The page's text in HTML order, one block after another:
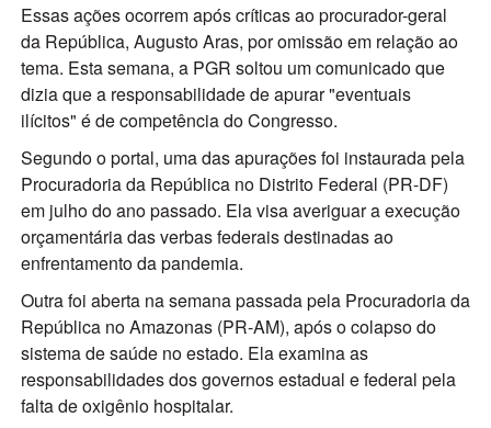
Essas ações ocorrem após críticas ao procurador-geral
da República, Augusto Aras, por omissão em relação ao
tema. Esta semana, a PGR soltou um comunicado que
dizia que a responsabilidade de apurar "eventuais
ilícitos" é de competência do Congresso.
Segundo o portal, uma das apurações foi instaurada pela
Procuradoria da República no Distrito Federal (PR-DF)
em julho do ano passado. Ela visa averiguar a execução
orçamentária das verbas federais destinadas ao
enfrentamento da pandemia.
Outra foi aberta na semana passada pela Procuradoria da
República no Amazonas (PR-AM), após o colapso do
sistema de saúde no estado. Ela examina as
responsabilidades dos governos estadual e federal pela
falta de oxigênio hospitalar.